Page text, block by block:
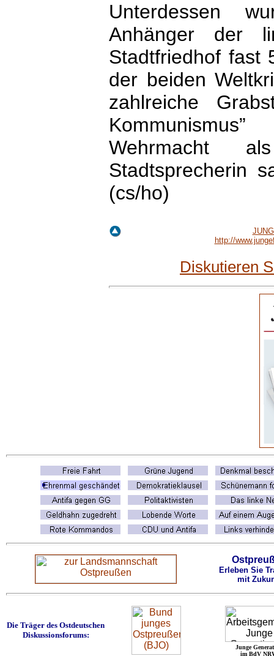
Unterdessen
Anhänger der
Stadtfriedhof fast
der beiden
zahlreiche
Wehrmacht
Stadtsprecherin
(cs/ho)
http://
Diskutieren
Erleben Sie
mit
Die Träger des Ostdeutschen
Diskussionsforums:
Junge
im BdV